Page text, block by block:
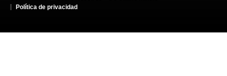
Política de privacidad